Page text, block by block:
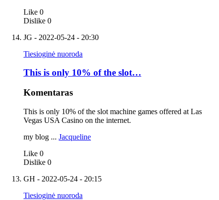
Like 0
Dislike 0
JG - 2022-05-24 - 20:30
Tiesioginė nuoroda
This is only 10% of the slot…
Komentaras
This is only 10% of the slot machine games offered at Las
Vegas USA Casino on the internet.
my blog ... Jacqueline
Like 0
Dislike 0
GH - 2022-05-24 - 20:15
Tiesioginė nuoroda